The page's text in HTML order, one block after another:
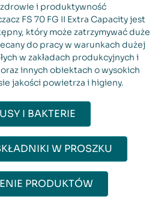
zdrowie i produktywność
FS 70 FG II Extra Capacity jest
który może zatrzymywać duże
do pracy w warunkach dużej
w zakładach produkcyjnych i
innych obiektach o wysokich
jakości powietrza i higieny.
I BAKTERIE
W PROSZKU
PRODUKTÓW